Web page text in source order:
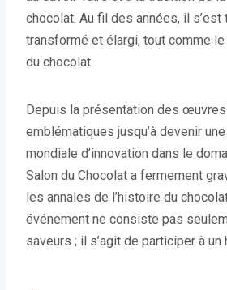
chocolat. Au fil des années, il s’est
transformé et élargi, tout comme
du chocolat.
Depuis la présentation des
emblématiques jusqu’à devenir
mondiale d’innovation dans le
Salon du Chocolat a fermement
les annales de l’histoire du
événement ne consiste pas
saveurs ; il s’agit de participer à un